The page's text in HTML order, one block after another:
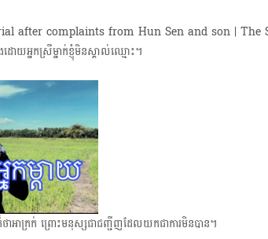
យអ្នកស្រីម្នាក់ខ្ញុំ​មិនស្គាល់ឈ្មោះ។
ថាអាក្រក់ ព្រោះមនុស្សជាជញ្ជីញដែលយកជាការមិនបាន។